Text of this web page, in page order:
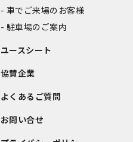
車でご来場のお客様
駐車場のご案内
ユースシート
協賛企業
よくあるご質問
お問い合せ